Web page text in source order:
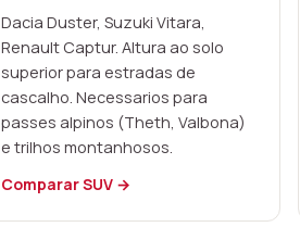
Dacia Duster, Suzuki Vitara,
Renault Captur. Altura ao solo
superior para estradas de
cascalho. Necessarios para
passes alpinos (Theth, Valbona)
e trilhos montanhosos.
Comparar SUV →